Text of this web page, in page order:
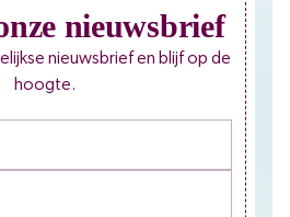
nieuwsbrief
nieuwsbrief en blijf op de
hoogte.